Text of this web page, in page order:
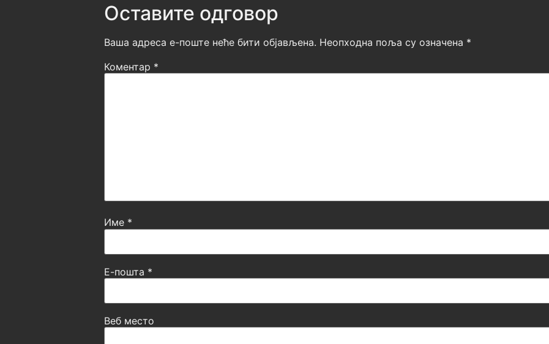
Оставите одговор
Ваша адреса е-поште неће бити објављена. Неопходна поља су означена *
Коментар *
Име *
Е-пошта *
Веб место